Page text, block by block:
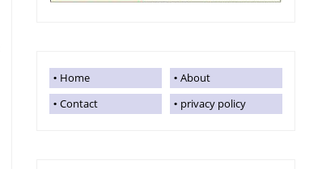
Home
About
Contact
privacy policy